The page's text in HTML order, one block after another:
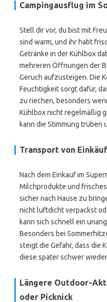
Campingausflug im
Stell dir vor, du bist mit
sind warm, und ihr habt
Getränke in der Kühlbox
mehreren Öffnungen der
Geruch aufzusteigen. Die
Feuchtigkeit sorgt dafür,
zu riechen, besonders
Kühlbox nicht regelmäßig
kann die Stimmung trüben
Transport von
Nach dem Einkauf im
Milchprodukte und
sicher nach Hause zu
nicht luftdicht verpackst
kann sich schnell ein
Besonders bei
steigt die Gefahr, dass die
diese später schwer
Längere Outdoor-
oder Picknick